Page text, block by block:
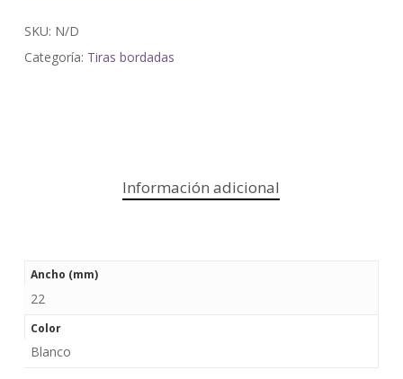
SKU: N/D
Categoría: Tiras bordadas
Información adicional
Ancho (mm)
22
Color
Blanco